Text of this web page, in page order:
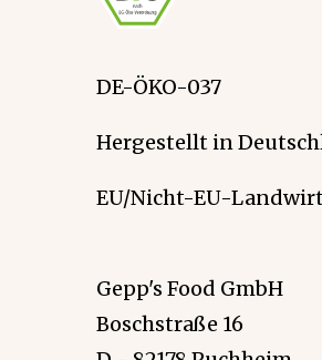
DE-ÖKO-037
Hergestellt in
EU/Nicht-EU-
Gepp's Food GmbH
Boschstraße 16